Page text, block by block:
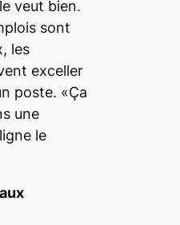
veut bien.
sont
les
exceller
poste. «Ça
une
le